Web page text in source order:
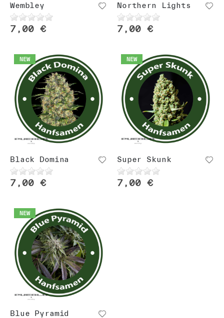
Wembley
7,00 €
Northern Lights
7,00 €
NEW
Black Domina
7,00 €
NEW
Super Skunk
7,00 €
NEW
Blue Pyramid